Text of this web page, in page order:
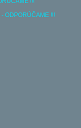
ODPORÚČAME !!!